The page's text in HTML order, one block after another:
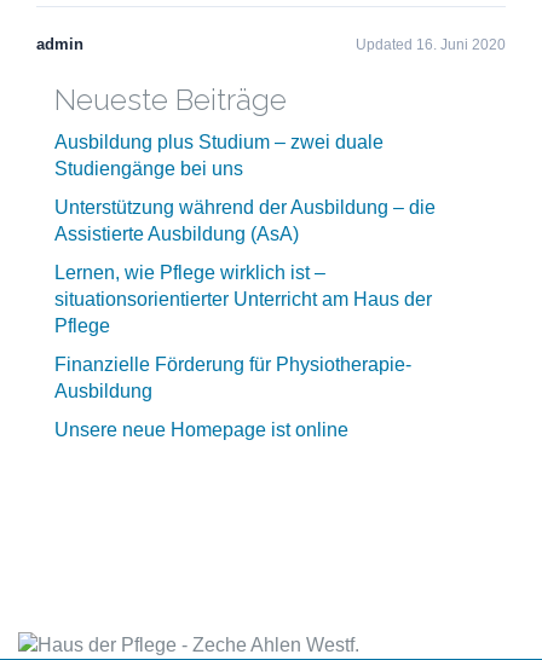
admin Updated 16. Juni 2020
Neueste Beiträge
Ausbildung plus Studium – zwei duale
Studiengänge bei uns
Unterstützung während der Ausbildung – die
Assistierte Ausbildung (AsA)
Lernen, wie Pflege wirklich ist –
situationsorientierter Unterricht am Haus der
Pflege
Finanzielle Förderung für Physiotherapie-
Ausbildung
Unsere neue Homepage ist online